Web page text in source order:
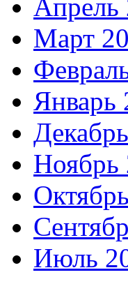
Апрель
Март
Январь
Ноябрь
Июль